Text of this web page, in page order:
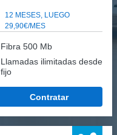
12 MESES, LUEGO
29,90€/MES
Fibra 500 Mb
Llamadas ilimitadas desde
fijo
Contratar